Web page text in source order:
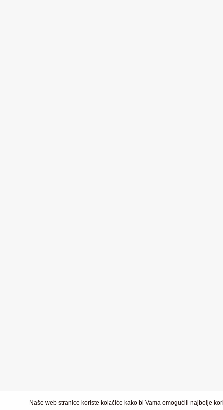
Naše web stranice koriste kolačiće kako bi Vama omogućili najbolje